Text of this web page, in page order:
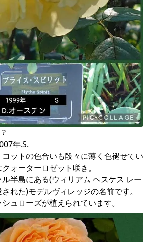
年.S.
ットの色合いも段々に薄く色褪せてい
ォーターロゼット咲き。
半島にある(ウィリアム ヘスケス レー
れた)モデルヴィレッジの名前です。
ュローズが植えられています。